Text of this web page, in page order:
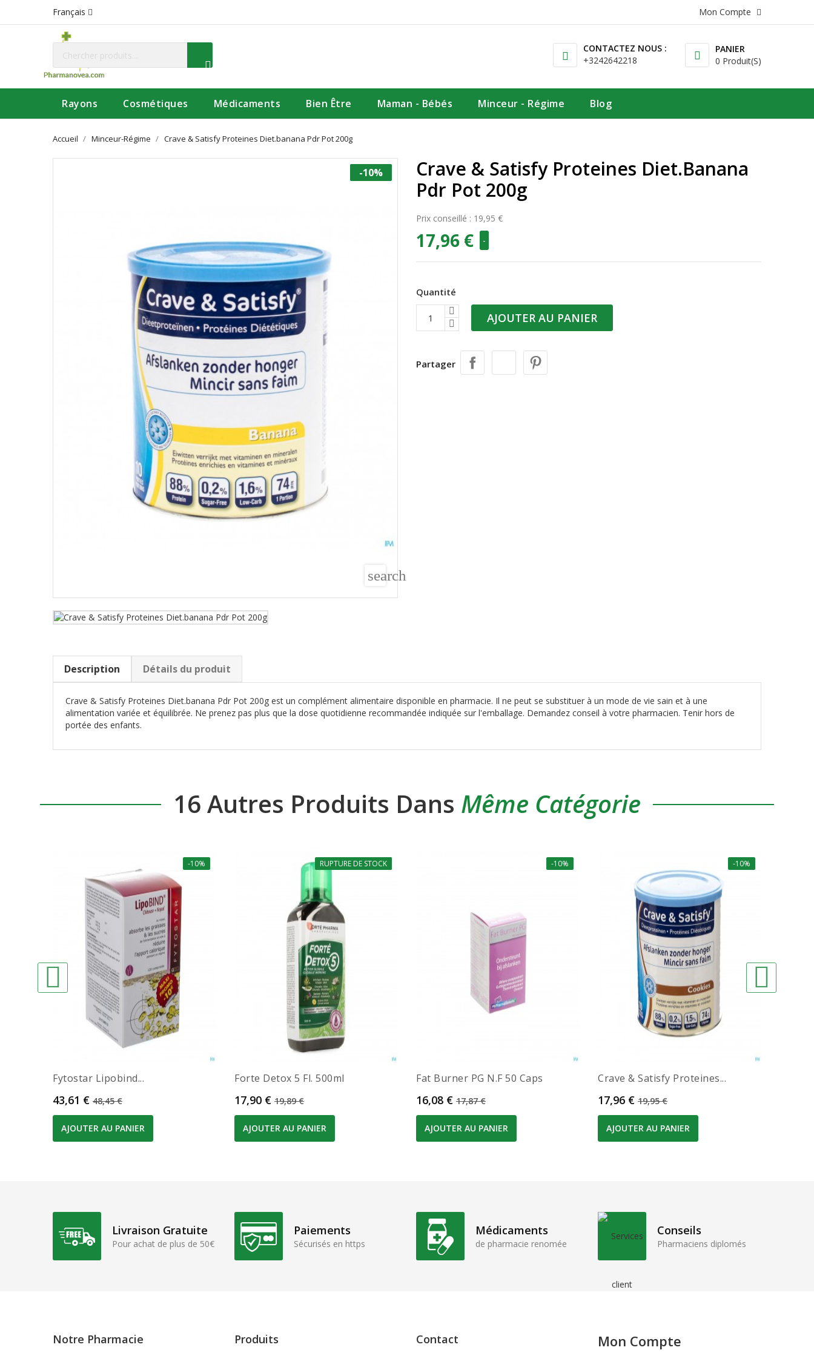
Français Mon Compte
PANIER
0 Produit(s)
CONTACTEZ NOUS :
+3242642218
Rayons Cosmétiques Médicaments Bien Être Maman - Bébés Minceur - Régime Blog
Accueil Minceur-Régime Crave & Satisfy Proteines Diet.banana Pdr Pot 200g
-10%
search
Crave & Satisfy Proteines Diet.banana
Pdr Pot 200g
Prix conseillé : 19,95 €
17,96 € -
Quantité
AJOUTER AU PANIER
Partager
Description Détails du produit
Crave & Satisfy Proteines Diet.banana Pdr Pot 200g est un complément alimentaire disponible en pharmacie. Il ne peut se substituer à un mode de vie sain et à une
alimentation variée et équilibrée. Ne prenez pas plus que la dose quotidienne recommandée indiquée sur l'emballage. Demandez conseil à votre pharmacien. Tenir hors de
portée des enfants.
16 Autres Produits Dans Même Catégorie
-10%
Fytostar Lipobind...
Prix
43,61 € Prix de base
48,45 €
AJOUTER AU PANIER
-10%
RUPTURE DE STOCK
Forte Detox 5 Fl. 500ml
Prix
17,90 € Prix de base
19,89 €
AJOUTER AU PANIER
-10%
Fat Burner PG N.F 50 Caps
Prix
16,08 € Prix de base
17,87 €
AJOUTER AU PANIER
-10%
Crave & Satisfy Proteines...
Prix
17,96 € Prix de base
19,95 €
AJOUTER AU PANIER
Livraison Gratuite
Pour achat de plus de 50€
Paiements
Sécurisés en https
Médicaments
de pharmacie renomée
Conseils
Pharmaciens diplomés
Notre Pharmacie Produits Contact Mon Compte